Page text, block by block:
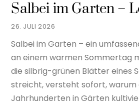
26. JULI 2026
Salbei im Garten –
Salbei im Garten – ein
an einem warmen Sommertag
die silbrig-grünen Blätter eines
streicht, versteht sofort, warum
Jahrhunderten in Gärten